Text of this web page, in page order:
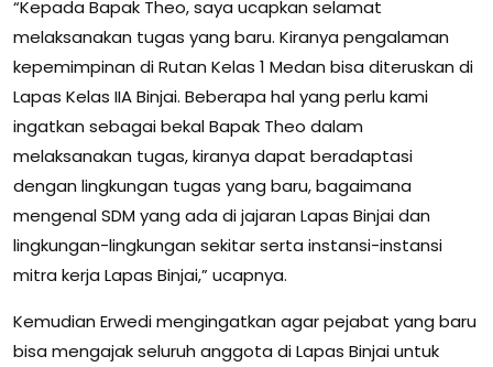
“Kepada Bapak Theo, saya ucapkan selamat
melaksanakan tugas yang baru. Kiranya pengalaman
kepemimpinan di Rutan Kelas 1 Medan bisa diteruskan di
Lapas Kelas IIA Binjai. Beberapa hal yang perlu kami
ingatkan sebagai bekal Bapak Theo dalam
melaksanakan tugas, kiranya dapat beradaptasi
dengan lingkungan tugas yang baru, bagaimana
mengenal SDM yang ada di jajaran Lapas Binjai dan
lingkungan-lingkungan sekitar serta instansi-instansi
mitra kerja Lapas Binjai,” ucapnya.
Kemudian Erwedi mengingatkan agar pejabat yang baru
bisa mengajak seluruh anggota di Lapas Binjai untuk